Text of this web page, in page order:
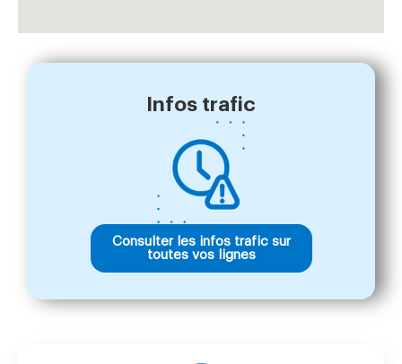
Infos trafic
Consulter les infos trafic sur
toutes vos lignes